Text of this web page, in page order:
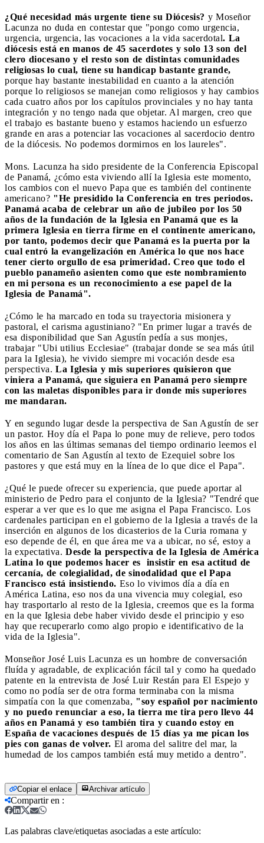
¿Qué necesidad más urgente tiene su Diócesis? y Moseñor
Lacunza no duda en contestar que "pongo como urgencia,
urgencia, urgencia, las vocaciones a la vida sacerdotal. La
diócesis está en manos de 45 sacerdotes y solo 13 son del
clero diocesano y el resto son de distintas comunidades
religiosas lo cual, tiene su handicap bastante grande,
porque hay bastante inestabilidad en cuanto a la atención
porque lo religiosos se manejan como religiosos y hay cambios
cada cuatro años por los capítulos provinciales y no hay tanta
integración y no tengo nada que objetar. Al margen, creo que
el trabajo es bastante bueno y estamos haciendo un esfuerzo
grande en aras a potenciar las vocaciones al sacerdocio dentro
de la diócesis. No podemos dormirnos en los laureles".
Mons. Lacunza ha sido presidente de la Conferencia Episcopal
de Panamá, ¿cómo esta viviendo allí la Iglesia este momento,
los cambios con el nuevo Papa que es también del continente
americano? "He presidido la Conferencia en tres periodos.
Panamá acaba de celebrar un año de jubileo por los 50
años de la fundación de la Iglesia en Panamá que es la
primera Iglesia en tierra firme en el continente americano,
por tanto, podemos decir que Panamá es la puerta por la
cual entró la evangelización en América lo que nos hace
tener cierto orgullo de esa primeridad. Creo que todo el
pueblo panameño asienten como que este nombramiento
en mi persona es un reconocimiento a ese papel de la
Iglesia de Panamá".
¿Cómo le ha marcado en toda su trayectoria misionera y
pastoral, el carisma agustiniano? "En primer lugar a través de
esa disponibilidad que San Agustín pedía a sus monjes,
trabajar "Ubi utilius Ecclesiae" (trabajar donde se sea más útil
para la Iglesia), he vivido siempre mi vocación desde esa
perspectiva. La Iglesia y mis superiores quisieron que
viniera a Panamá, que siguiera en Panamá pero siempre
con las maletas disponibles para ir donde mis superiores
me mandaran.
Y en segundo lugar desde la perspectiva de San Agustín de ser
un pastor. Hoy día el Papa lo pone muy de relieve, pero todos
los años en las últimas semanas del tiempo ordinario leemos el
comentario de San Agustín al texto de Ezequiel sobre los
pastores y que está muy en la línea de lo que dice el Papa".
¿Qué le puede ofrecer su experiencia, que puede aportar al
ministerio de Pedro para el conjunto de la Iglesia? "Tendré que
esperar a ver que es lo que me asigna el Papa Francisco. Los
cardenales participan en el gobierno de la Iglesia a través de la
inserción en algunos de los dicasterios de la Curia romana y
eso depende de él, en que área me va a ubicar, no sé, estoy a
la expectativa. Desde la perspectiva de la Iglesia de América
Latina lo que podemos hacer es insistir en esa actitud de
cercanía, de colegialidad, de sinodalidad que el Papa
Francisco está insistiendo. Eso lo vivimos día a día en
América Latina, eso nos da una vivencia muy colegial, eso
hay trasportarlo al resto de la Iglesia, creemos que es la forma
en la que Iglesia debe haber vivido desde el principio y eso
hay que recuperarlo como algo propio e identificativo de la
vida de la Iglesia".
Monseñor José Luis Lacunza es un hombre de conversación
fluída y agradable, de explicación fácil tal y como ha quedado
patente en la entrevista de José Luir Restán para El Espejo y
como no podía ser de otra forma terminaba con la misma
simpatía con la que comenzaba, "soy español por nacimiento
y no puedo renunciar a eso, la tierra me tira pero llevo 44
años en Panamá y eso también tira y cuando estoy en
España de vacaciones después de 15 días ya me pican los
pies con ganas de volver. El aroma del salitre del mar, la
humedad de los campos también está muy metido a dentro".
Copiar el enlace Archivar artículo
Compartir en :
Las palabras clave/etiquetas asociadas a este artículo: